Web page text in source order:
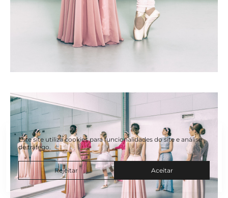
Este site utiliza cookies para funcionalidades do site e análise
de tráfego.
Rejeitar Aceitar